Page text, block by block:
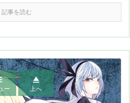
記事を読む
ー

上へ